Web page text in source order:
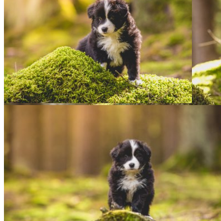
02|04|2017 – »Elvis«, Broad­me­a­
dows Empire Sta­te of Mind
02|04|2017 – »Jill«, Broad­me­a­dows Edge of Glory